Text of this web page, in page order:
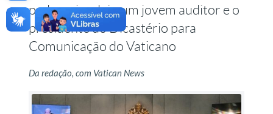
padres sinodais, um jovem auditor e o
presidente do Dicastério para
Comunicação do Vaticano
Da redação, com Vatican News